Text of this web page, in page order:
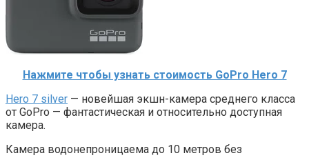
Нажмите чтобы узнать стоимость GoPro Hero 7
Hero 7 silver — новейшая экшн-камера среднего класса
от GoPro — фантастическая и относительно доступная
камера.
Камера водонепроницаема до 10 метров без